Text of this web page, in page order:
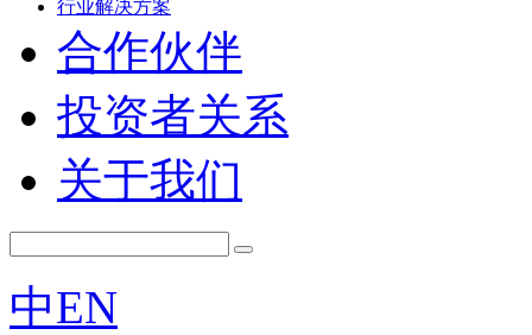
行业解决方案
合作伙伴
投资者关系
关于我们
中EN